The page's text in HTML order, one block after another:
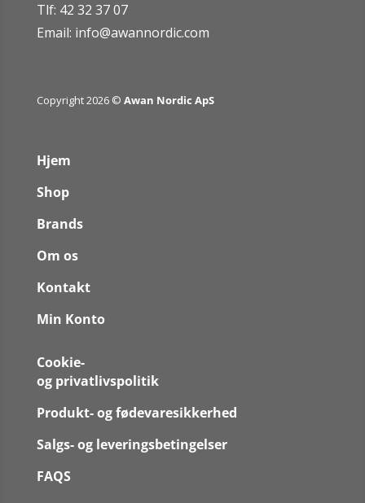
Tlf: 42 32 37 07
Email: info@awannordic.com
Copyright 2026 © Awan Nordic ApS
Hjem
Shop
Brands
Om os
Kontakt
Min Konto
Cookie-
og privatlivspolitik
Produkt- og fødevaresikkerhed
Salgs- og leveringsbetingelser
FAQS